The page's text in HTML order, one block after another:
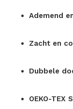
Ademend
Zacht en
Dubbele
OEKO-TEX